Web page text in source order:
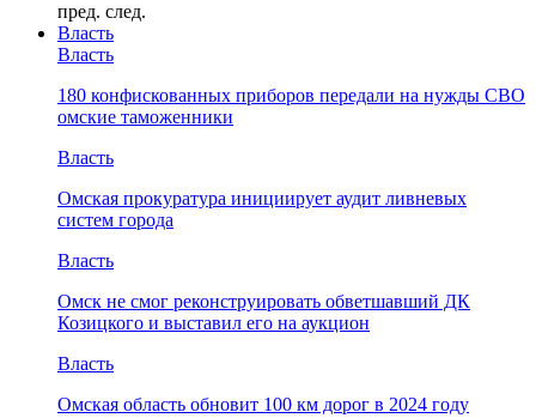
пред. след.
Власть
Власть
180 конфискованных приборов передали на нужды СВО
омские таможенники
Власть
Омская прокуратура инициирует аудит ливневых
систем города
Власть
Омск не смог реконструировать обветшавший ДК
Козицкого и выставил его на аукцион
Власть
Омская область обновит 100 км дорог в 2024 году